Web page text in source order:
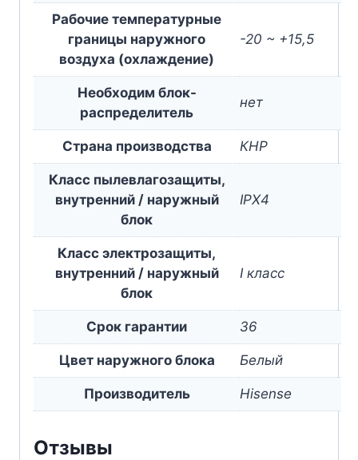
Рабочие температурные
границы наружного
воздуха (охлаждение)
-20 ~ +15,5
Необходим блок-
раcпределитель
нет
Страна производства КНР
Класс пылевлагозащиты,
внутренний / наружный
блок
IPX4
Класс электрозащиты,
внутренний / наружный
блок
I класс
Срок гарантии 36
Цвет наружного блока Белый
Производитель Hisense
Отзывы